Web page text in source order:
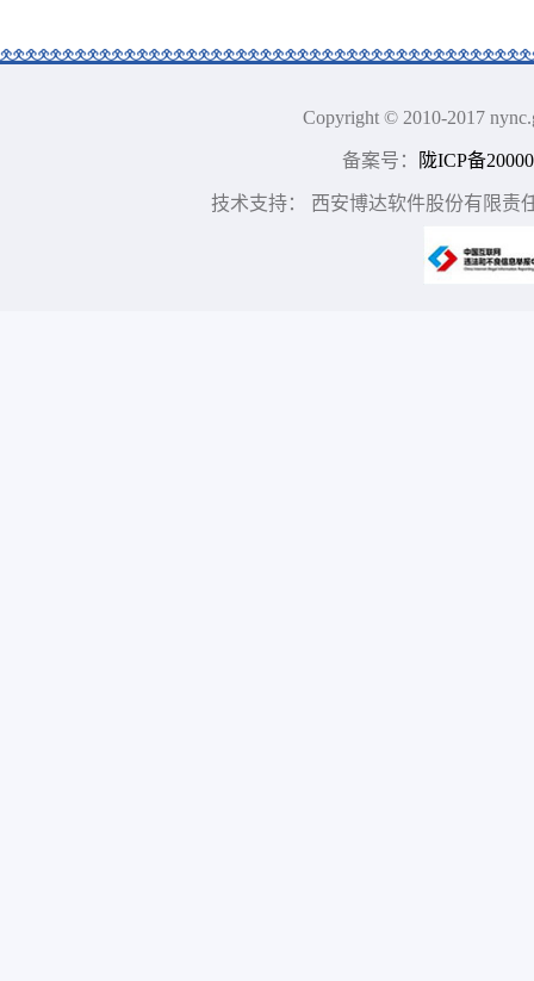
Copyright © 2010-2017
备案号： 陇ICP备
技术支持： 西安博达软件股份有限责